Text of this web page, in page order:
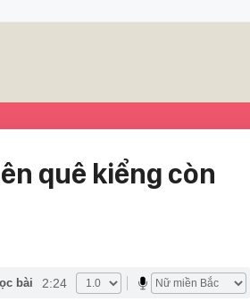
quê kiểng còn
bài 2:24